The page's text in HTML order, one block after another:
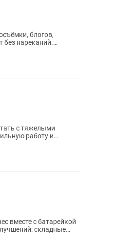
блогов,
без нареканий.
с тяжелыми
работу и
вместе с батарейкой